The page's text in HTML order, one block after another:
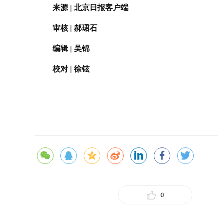
来源 | 北京日报客户端
审核 | 郝珺石
编辑 | 吴锦
校对 | 徐铉
0